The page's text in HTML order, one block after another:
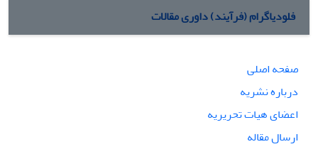
فلودیاگرام (فرآیند) داوری مقالات
صفحه اصلی
درباره نشریه
اعضای هیات تحریریه
ارسال مقاله